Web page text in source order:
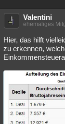
Valentini
ehemaliges
Hier, das hilft
zu erkennen,